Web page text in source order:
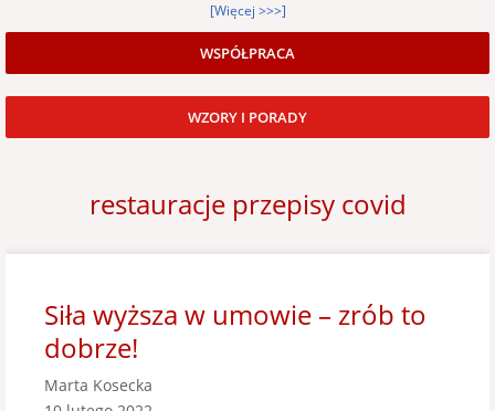
[Więcej >>>]
WSPÓŁPRACA
WZORY I PORADY
restauracje przepisy covid
Siła wyższa w umowie – zrób to
dobrze!
Marta Kosecka